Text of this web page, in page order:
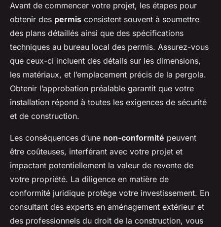
Avant de commencer votre projet, les étapes pour
obtenir des permis consistent souvent à soumettre
des plans détaillés ainsi que des spécifications
techniques au bureau local des permis. Assurez-vous
que ceux-ci incluent des détails sur les dimensions,
les matériaux, et l’emplacement précis de la pergola.
Obtenir l’approbation préalable garantit que votre
installation répond à toutes les exigences de sécurité
et de construction.
Les conséquences d’une non-conformité peuvent
être coûteuses, interférant avec votre projet et
impactant potentiellement la valeur de revente de
votre propriété. La diligence en matière de
conformité juridique protège votre investissement. En
consultant des experts en aménagement extérieur et
des professionnels du droit de la construction, vous